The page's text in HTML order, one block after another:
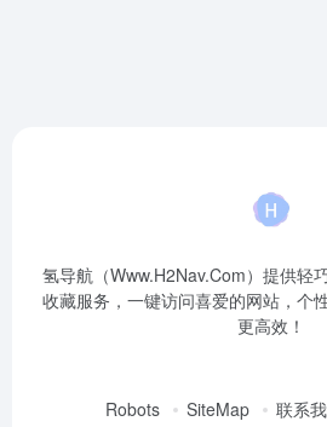
氢导航（Www.H2Nav.Com）提供轻
收藏服务，一键访问喜爱的网站，个
更高效！
Robots SiteMap 联系